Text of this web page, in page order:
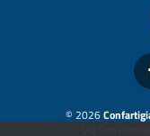
© 2026